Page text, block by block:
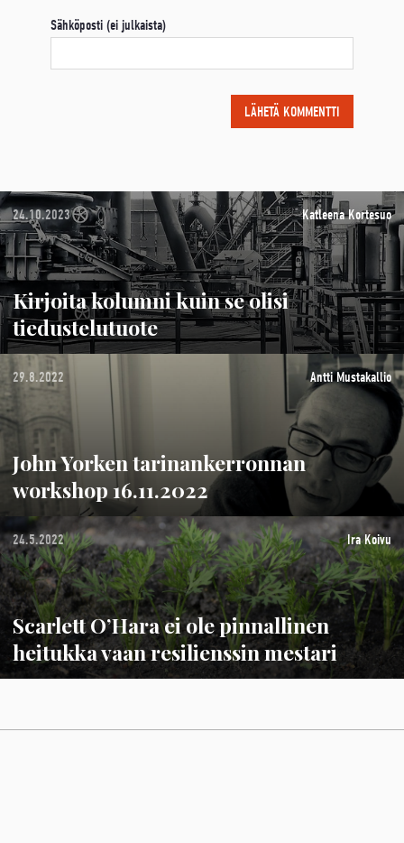
Sähköposti (ei julkaista)
24.10.2023 Katleena Kortesuo
Kirjoita kolumni kuin se olisi
tiedustelutuote
29.8.2022 Antti Mustakallio
John Yorken tarinankerronnan
workshop 16.11.2022
24.5.2022 Ira Koivu
Scarlett O’Hara ei ole pinnallinen
heitukka vaan resilienssin mestari